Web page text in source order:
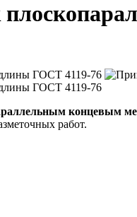
концевым
работ.